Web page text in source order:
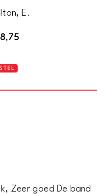
E.
Zeer goed De band